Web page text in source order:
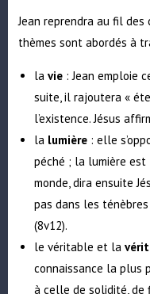
Jean reprendra au fil des
thèmes sont abordés à
lavie : Jean emploie
suite, il rajoutera «
l’existence. Jésus
la lumière : elle
péché ; la lumière est
monde, dira ensuite
pas dans les
(8v12).
le véritable et la
connaissance la plus
à celle de solidité, de